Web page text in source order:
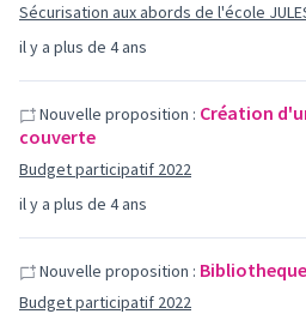
il y a plus de 4 ans
Sécurisation aux abords de l'école
il y a plus de 4 ans
Nouvelle proposition : Création
couverte
Budget participatif 2022
Nouvelle proposition :
Budget participatif 2022